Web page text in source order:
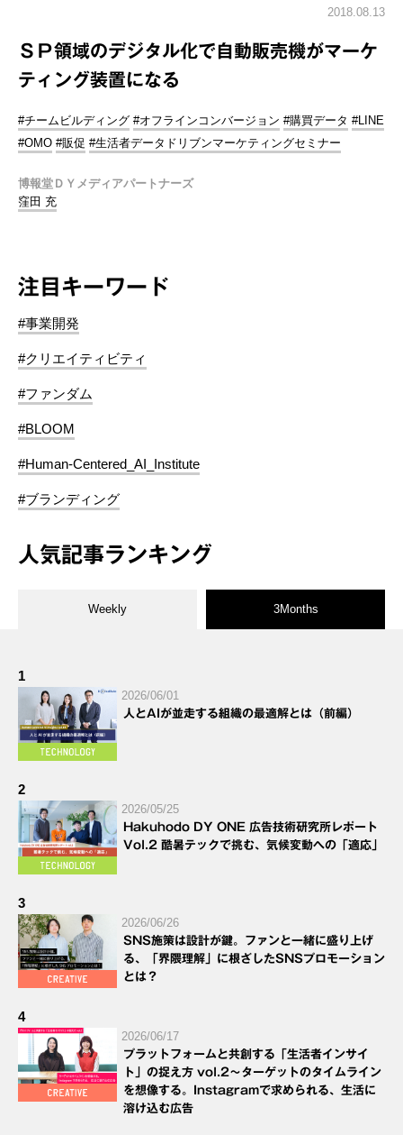
2018.08.13
ＳＰ領域のデジタル化で自動販売機がマーケ
ティング装置になる
#チームビルディング #オフラインコンバージョン #購買データ #LINE
#OMO #販促 #生活者データドリブンマーケティングセミナー
博報堂ＤＹメディアパートナーズ
窪田 充
注目キーワード
#事業開発
#クリエイティビティ
#ファンダム
#BLOOM
#Human-Centered_AI_Institute
#ブランディング
人気記事ランキング
Weekly 3Months
1
2026/06/01
人とAIが並走する組織の最適解とは（前編）
2
2026/05/25
Hakuhodo DY ONE 広告技術研究所レポート
Vol.2 酷暑テックで挑む、気候変動への「適応」
3
2026/06/26
SNS施策は設計が鍵。ファンと一緒に盛り上げ
る、「界隈理解」に根ざしたSNSプロモーション
とは？
4
2026/06/17
プラットフォームと共創する「生活者インサイ
ト」の捉え方 vol.2～ターゲットのタイムライン
を想像する。Instagramで求められる、生活に
溶け込む広告